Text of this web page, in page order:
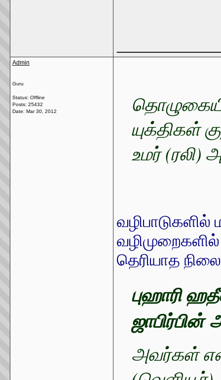
Admin
Guru
Status: Offline
Posts: 25432
Date: Mar 30, 2012
யுக்திகள்
உமர் (ரலி)
வழிபாடுகளில்
தெரியாத
புஹாரி
ஜாபிர்பின்
அவர்கள்